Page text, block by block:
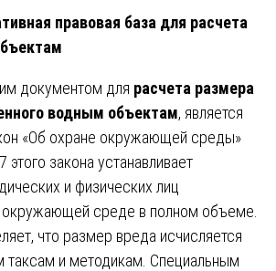
правовая база для расчета
документом для расчета размера
водным объектам, является
«Об охране окружающей среды»
закона устанавливает
и физических лиц
окружающей среде в полном объеме.
что размер вреда исчисляется
таксам и методикам. Специальным